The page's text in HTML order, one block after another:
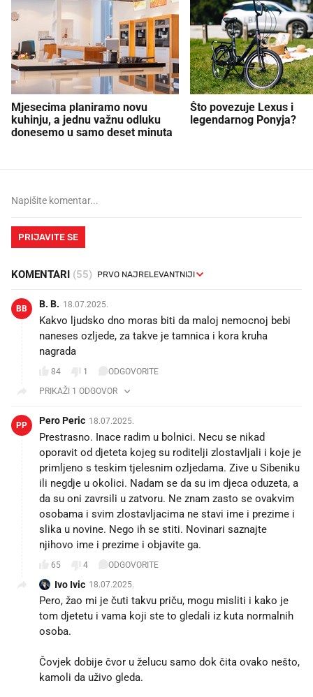
Mjesecima planiramo novu
kuhinju, a jednu važnu odluku
donesemo u samo deset minuta
Što povezuje Lexus i
legendarnog Ponyja?
PRIJAVITE SE
KOMENTARI (55)
BB B. B. 18.07.2025.
Kakvo ljudsko dno moras biti da maloj nemocnoj bebi
naneses ozljede, za takve je tamnica i kora kruha
nagrada
84 1
ODGOVORITE
PRIKAŽI 1 ODGOVOR
PP Pero Peric 18.07.2025.
Prestrasno. Inace radim u bolnici. Necu se nikad
oporavit od djeteta kojeg su roditelji zlostavljali i koje je
primljeno s teskim tjelesnim ozljedama. Zive u Sibeniku
ili negdje u okolici. Nadam se da su im djeca oduzeta, a
da su oni zavrsili u zatvoru. Ne znam zasto se ovakvim
osobama i svim zlostavljacima ne stavi ime i prezime i
slika u novine. Nego ih se stiti. Novinari saznajte
njihovo ime i prezime i objavite ga.
65 4 ODGOVORITE
Ivo Ivic 18.07.2025.
Pero, žao mi je čuti takvu priču, mogu misliti i kako je
tom djetetu i vama koji ste to gledali iz kuta normalnih
osoba.
Čovjek dobije čvor u želucu samo dok čita ovako nešto,
kamoli da uživo gleda.